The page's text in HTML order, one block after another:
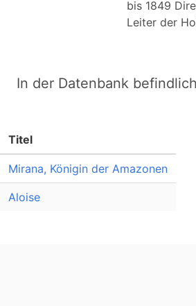
bis 1849
In der Datenbank
Titel
Mirana, Königin der Amazonen
Aloise